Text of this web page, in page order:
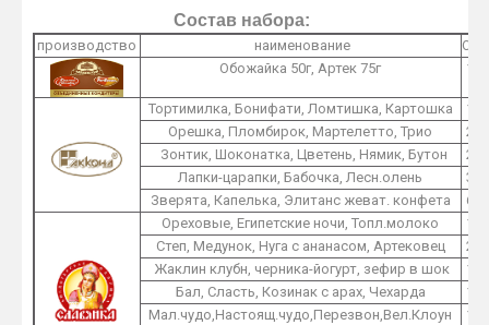
Состав набора:
производство наименование
O1
Обожайка 50г, Артек 75г
1
Тортимилка, Бонифати, Ломтишка, Картошка
1
Орешка, Пломбирок, Мартелетто, Трио
2
Зонтик, Шоконатка, Цветень, Нямик, Бутон
2
Лапки-царапки, Бабочка, Лесн.олень
3
Зверята, Капелька, Элитанс жеват. конфета
6
Ореховые, Египетские ночи, Топл.молоко
1
Степ, Медунок, Нуга с ананасом, Артековец
2
Жаклин клубн, черника-йогурт, зефир в шок
1
Бал, Сласть, Козинак с арах, Чехарда
1
Мал.чудо,Настоящ.чудо,Перезвон,Вел.Клоун
1